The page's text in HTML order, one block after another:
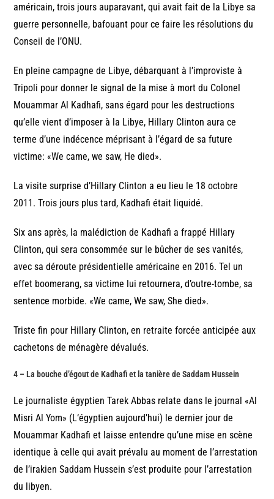
américain, trois jours auparavant, qui avait fait de la Libye sa
guerre personnelle, bafouant pour ce faire les résolutions du
Conseil de l’ONU.
En pleine campagne de Libye, débarquant à l’improviste à
Tripoli pour donner le signal de la mise à mort du Colonel
Mouammar Al Kadhafi, sans égard pour les destructions
qu’elle vient d’imposer à la Libye, Hillary Clinton aura ce
terme d’une indécence méprisant à l’égard de sa future
victime: «We came, we saw, He died».
La visite surprise d’Hillary Clinton a eu lieu le 18 octobre
2011. Trois jours plus tard, Kadhafi était liquidé.
Six ans après, la malédiction de Kadhafi a frappé Hillary
Clinton, qui sera consommée sur le bûcher de ses vanités,
avec sa déroute présidentielle américaine en 2016. Tel un
effet boomerang, sa victime lui retournera, d’outre-tombe, sa
sentence morbide. «We came, We saw, She died».
Triste fin pour Hillary Clinton, en retraite forcée anticipée aux
cachetons de ménagère dévalués.
4 – La bouche d’égout de Kadhafi et la tanière de Saddam Hussein
Le journaliste égyptien Tarek Abbas relate dans le journal «Al
Misri Al Yom» (L‘égyptien aujourd’hui) le dernier jour de
Mouammar Kadhafi et laisse entendre qu’une mise en scène
identique à celle qui avait prévalu au moment de l’arrestation
de l’irakien Saddam Hussein s’est produite pour l’arrestation
du libyen.